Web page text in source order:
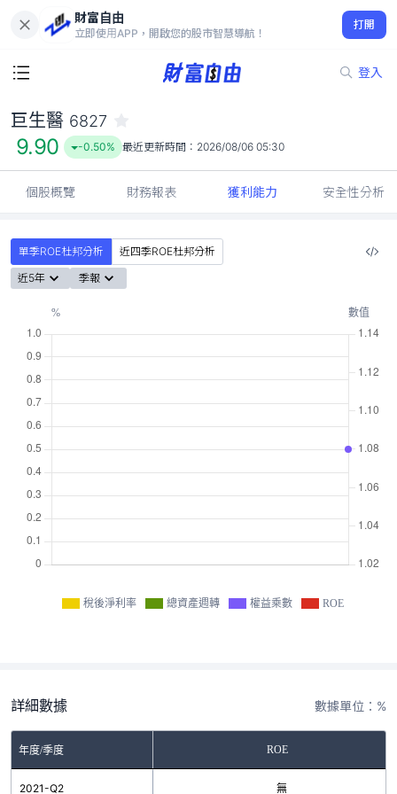
財富自由
立即使用APP，開啟您的股市智慧導航！
打開
登入
9.90
-0.50%
巨生醫 6827
9.90 -0.50% 最近更新時間： 2026/08/06 05:30
個股概覽 財務報表 獲利能力 安全性分析
單季ROE杜邦分析
近四季ROE杜邦分析
近5年
季報
稅後淨利率 總資產週轉 權益乘數 ROE
詳細數據 數據單位：%
年度/季度 ROE
2021-Q2 無